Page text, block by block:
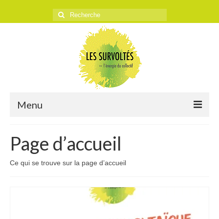
Rechercher
:
Menu
L’ASSOCIATION
Page d’accueil
Ce qui se trouve sur la page d’accueil